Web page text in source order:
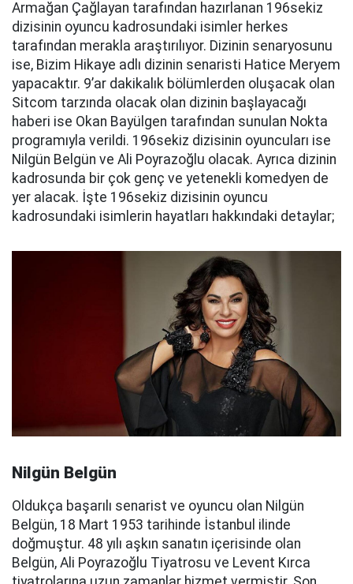
Armağan Çağlayan tarafından hazırlanan 196sekiz
dizisinin oyuncu kadrosundaki isimler herkes
tarafından merakla araştırılıyor. Dizinin senaryosunu
ise, Bizim Hikaye adlı dizinin senaristi Hatice Meryem
yapacaktır. 9’ar dakikalık bölümlerden oluşacak olan
Sitcom tarzında olacak olan dizinin başlayacağı
haberi ise Okan Bayülgen tarafından sunulan Nokta
programıyla verildi. 196sekiz dizisinin oyuncuları ise
Nilgün Belgün ve Ali Poyrazoğlu olacak. Ayrıca dizinin
kadrosunda bir çok genç ve yetenekli komedyen de
yer alacak. İşte 196sekiz dizisinin oyuncu
kadrosundaki isimlerin hayatları hakkındaki detaylar;
Nilgün Belgün
Oldukça başarılı senarist ve oyuncu olan Nilgün
Belgün, 18 Mart 1953 tarihinde İstanbul ilinde
doğmuştur. 48 yılı aşkın sanatın içerisinde olan
Belgün, Ali Poyrazoğlu Tiyatrosu ve Levent Kırca